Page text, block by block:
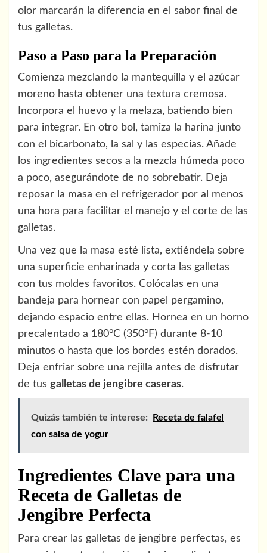
olor marcarán la diferencia en el sabor final de
tus galletas.
Paso a Paso para la Preparación
Comienza mezclando la mantequilla y el azúcar
moreno hasta obtener una textura cremosa.
Incorpora el huevo y la melaza, batiendo bien
para integrar. En otro bol, tamiza la harina junto
con el bicarbonato, la sal y las especias. Añade
los ingredientes secos a la mezcla húmeda poco
a poco, asegurándote de no sobrebatir. Deja
reposar la masa en el refrigerador por al menos
una hora para facilitar el manejo y el corte de las
galletas.
Una vez que la masa esté lista, extiéndela sobre
una superficie enharinada y corta las galletas
con tus moldes favoritos. Colócalas en una
bandeja para hornear con papel pergamino,
dejando espacio entre ellas. Hornea en un horno
precalentado a 180°C (350°F) durante 8-10
minutos o hasta que los bordes estén dorados.
Deja enfriar sobre una rejilla antes de disfrutar
de tus galletas de jengibre caseras.
Quizás también te interese:
Receta de falafel
con salsa de yogur
Ingredientes Clave para una
Receta de Galletas de
Jengibre Perfecta
Para crear las galletas de jengibre perfectas, es